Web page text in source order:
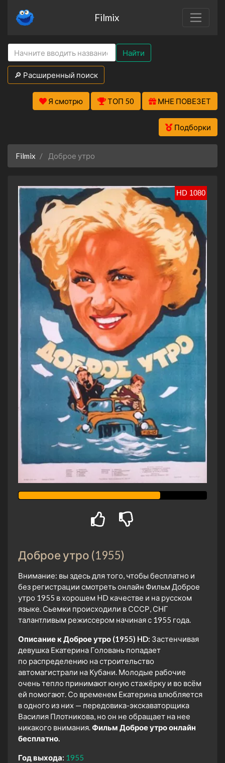
Filmix
Найти
🔎 Расширенный поиск
Я смотрю ТОП 50 МНЕ ПОВЕЗЕТ
Подборки
Filmix Доброе утро
HD 1080
Доброе утро (1955)
Внимание: вы здесь для того, чтобы бесплатно и
без регистрации смотреть онлайн Фильм Доброе
утро 1955 в хорошем HD качестве и на русском
языке. Сьемки происходили в СССР, СНГ
талантливым режиссером начиная с 1955 года.
Описание к Доброе утро (1955) HD: Застенчивая
девушка Екатерина Головань попадает
по распределению на строительство
автомагистрали на Кубани. Молодые рабочие
очень тепло принимают юную стажёрку и во всём
ей помогают. Со временем Екатерина влюбляется
в одного из них — передовика-экскаваторщика
Василия Плотникова, но он не обращает на нее
никакого внимания.Фильм Доброе утро онлайн
бесплатно.
Год выхода: 1955